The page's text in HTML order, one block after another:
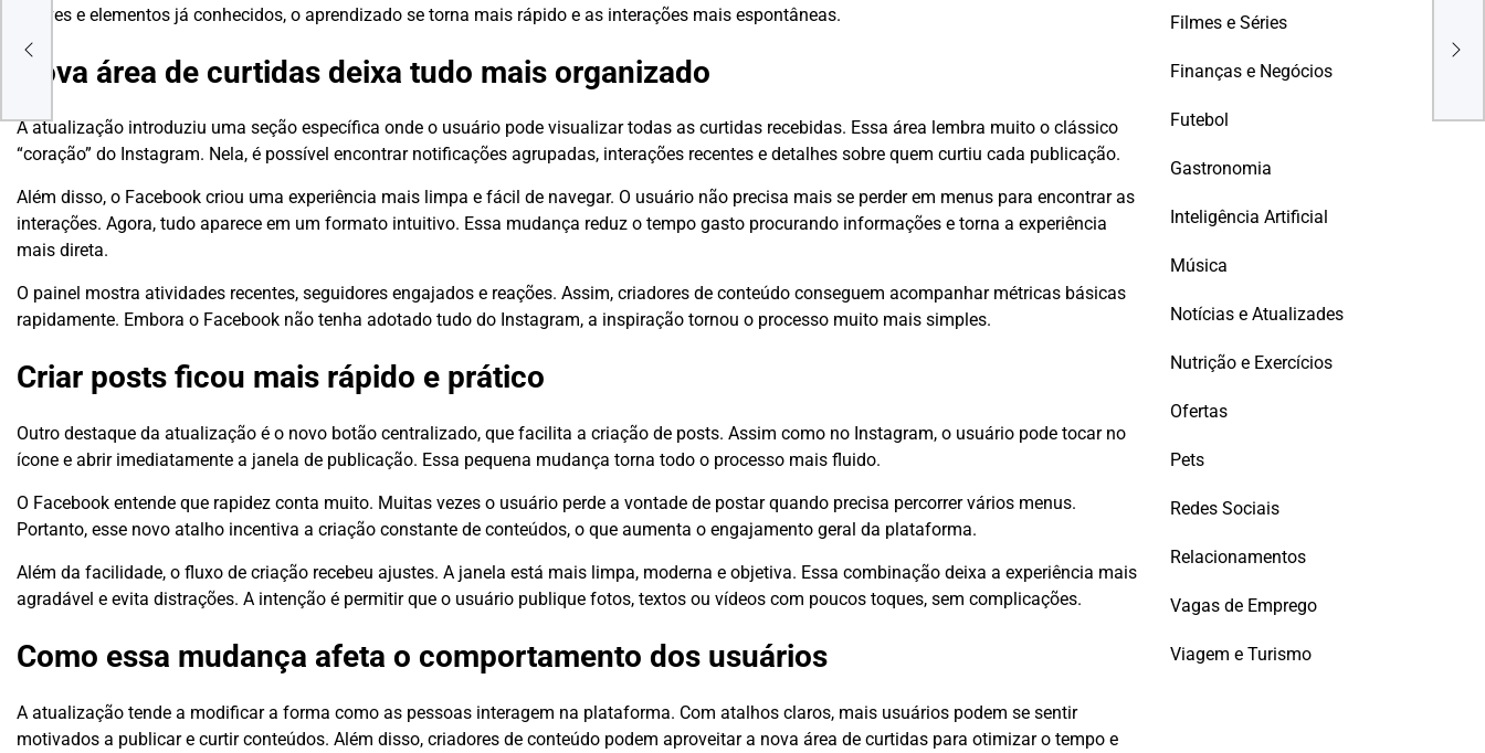
suaves e elementos já conhecidos, o aprendizado se torna mais rápido e as interações mais espontâneas.
Nova área de curtidas deixa tudo mais organizado
A atualização introduziu uma seção específica onde o usuário pode visualizar todas as curtidas recebidas. Essa área lembra muito o clássico
“coração” do Instagram. Nela, é possível encontrar notificações agrupadas, interações recentes e detalhes sobre quem curtiu cada publicação.
Além disso, o Facebook criou uma experiência mais limpa e fácil de navegar. O usuário não precisa mais se perder em menus para encontrar as
interações. Agora, tudo aparece em um formato intuitivo. Essa mudança reduz o tempo gasto procurando informações e torna a experiência
mais direta.
O painel mostra atividades recentes, seguidores engajados e reações. Assim, criadores de conteúdo conseguem acompanhar métricas básicas
rapidamente. Embora o Facebook não tenha adotado tudo do Instagram, a inspiração tornou o processo muito mais simples.
Criar posts ficou mais rápido e prático
Outro destaque da atualização é o novo botão centralizado, que facilita a criação de posts. Assim como no Instagram, o usuário pode tocar no
ícone e abrir imediatamente a janela de publicação. Essa pequena mudança torna todo o processo mais fluido.
O Facebook entende que rapidez conta muito. Muitas vezes o usuário perde a vontade de postar quando precisa percorrer vários menus.
Portanto, esse novo atalho incentiva a criação constante de conteúdos, o que aumenta o engajamento geral da plataforma.
Além da facilidade, o fluxo de criação recebeu ajustes. A janela está mais limpa, moderna e objetiva. Essa combinação deixa a experiência mais
agradável e evita distrações. A intenção é permitir que o usuário publique fotos, textos ou vídeos com poucos toques, sem complicações.
Como essa mudança afeta o comportamento dos usuários
A atualização tende a modificar a forma como as pessoas interagem na plataforma. Com atalhos claros, mais usuários podem se sentir
motivados a publicar e curtir conteúdos. Além disso, criadores de conteúdo podem aproveitar a nova área de curtidas para otimizar o tempo e
Filmes e Séries
Finanças e Negócios
Futebol
Gastronomia
Inteligência Artificial
Música
Notícias e Atualizades
Nutrição e Exercícios
Ofertas
Pets
Redes Sociais
Relacionamentos
Vagas de Emprego
Viagem e Turismo